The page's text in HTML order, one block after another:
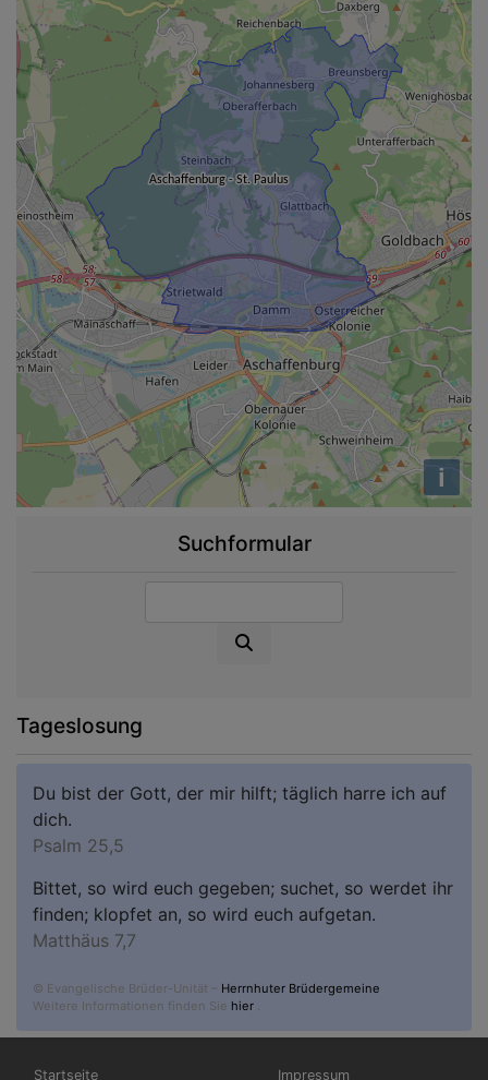
i
Suchformular
Tageslosung
Du bist der Gott, der mir hilft; täglich harre ich auf
dich.
Psalm 25,5
Bittet, so wird euch gegeben; suchet, so werdet ihr
finden; klopfet an, so wird euch aufgetan.
Matthäus 7,7
© Evangelische Brüder-Unität – Herrnhuter Brüdergemeine
Weitere Informationen finden Sie hier
Hauptnavigation
Startseite Fußbereichsmenü
Impressum